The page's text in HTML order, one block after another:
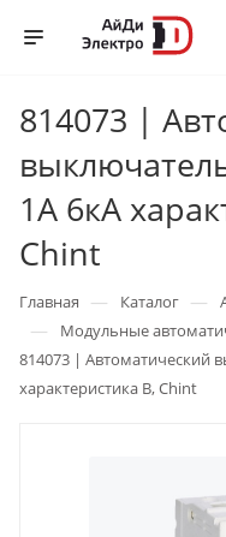
814073 |
1А 6кА
Chint
Главная — Каталог —
— Модульные
814073 | Автоматический
характеристика B, Chint